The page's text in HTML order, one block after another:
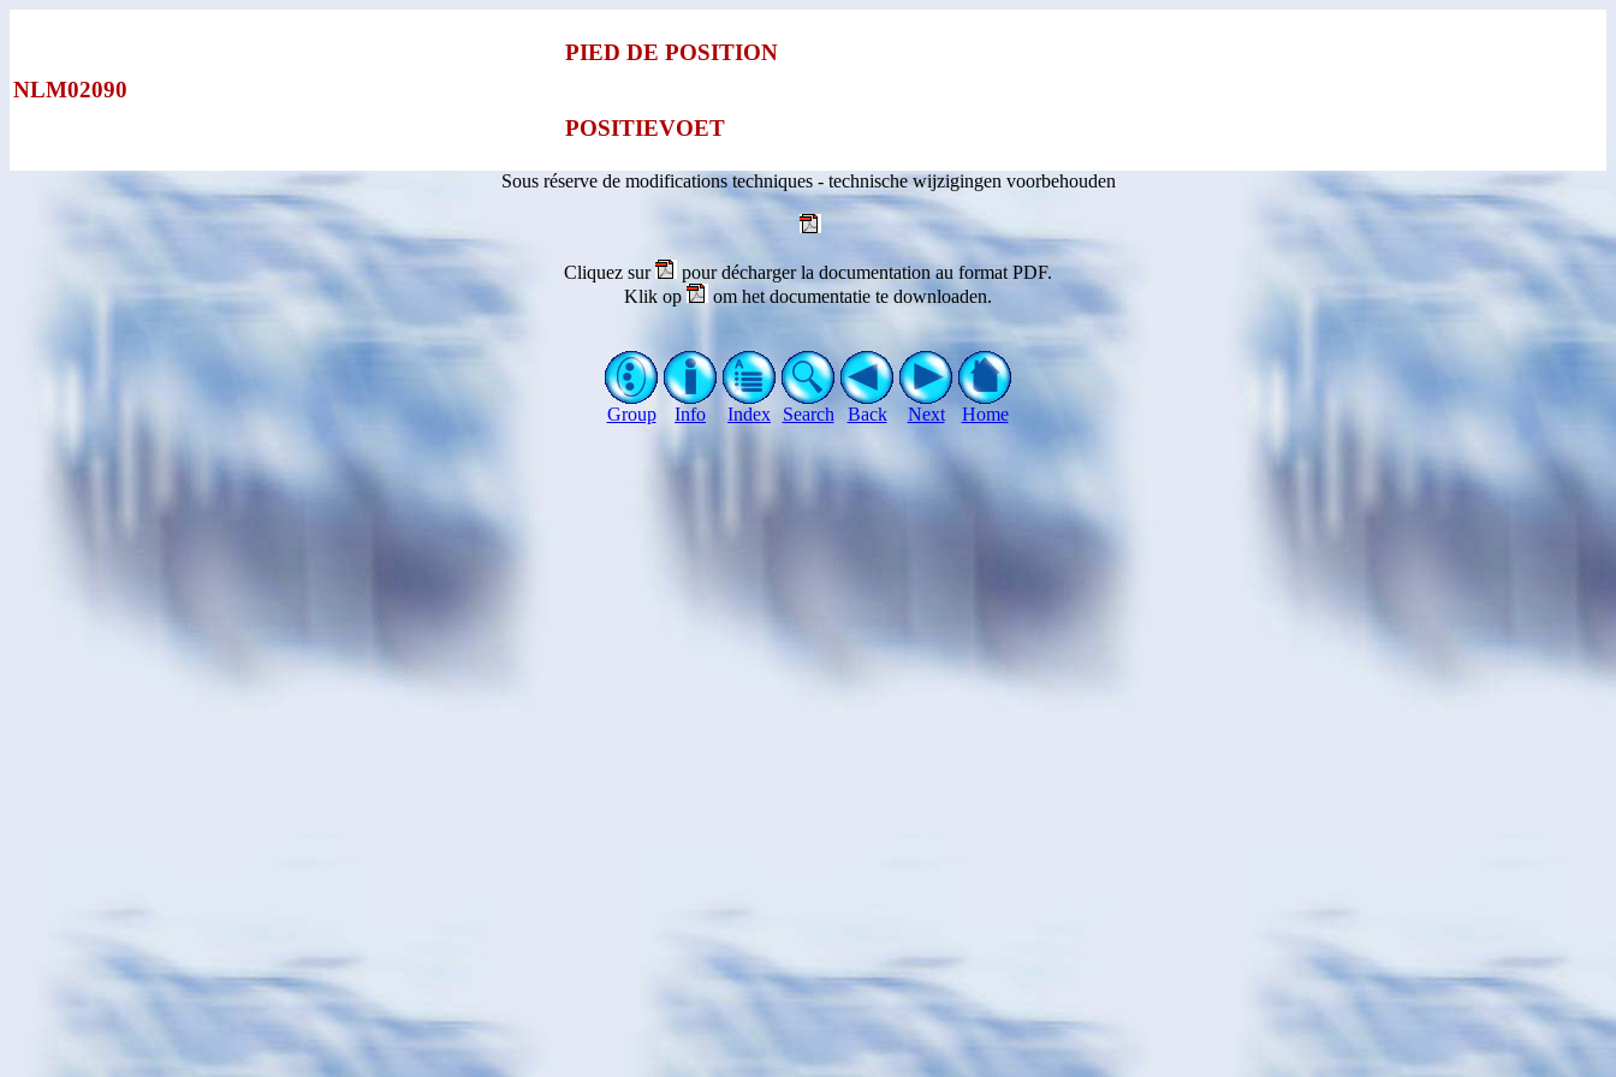
NLM02090
PIED DE POSITION
POSITIEVOET
Sous réserve de modifications techniques - technische wijzigingen voorbehouden
Cliquez sur
pour décharger la documentation au format PDF.
Klik op
om het documentatie te downloaden.
Group Info Index Search Back Next Home